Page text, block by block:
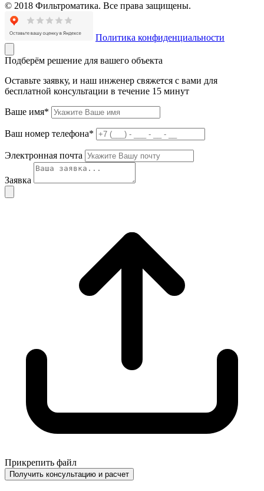
© 2018 Фильтроматика. Все права защищены.
Политика конфиденциальности
Подберём решение для вашего объекта
Оставьте заявку, и наш инженер свяжется с вами для
бесплатной консультации в течение 15 минут
Ваше имя*
Ваш номер телефона*
Электронная почта
Заявка
Прикрепить файл
Получить консультацию и расчет